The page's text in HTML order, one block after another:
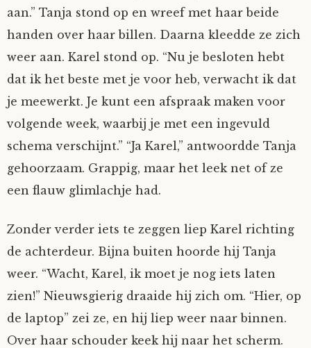
aan.” Tanja stond op en wreef met haar beide
handen over haar billen. Daarna kleedde ze zich
weer aan. Karel stond op. “Nu je besloten hebt
dat ik het beste met je voor heb, verwacht ik dat
je meewerkt. Je kunt een afspraak maken voor
volgende week, waarbij je met een ingevuld
schema verschijnt.” “Ja Karel,” antwoordde Tanja
gehoorzaam. Grappig, maar het leek net of ze
een flauw glimlachje had.
Zonder verder iets te zeggen liep Karel richting
de achterdeur. Bijna buiten hoorde hij Tanja
weer. “Wacht, Karel, ik moet je nog iets laten
zien!” Nieuwsgierig draaide hij zich om. “Hier, op
de laptop” zei ze, en hij liep weer naar binnen.
Over haar schouder keek hij naar het scherm.